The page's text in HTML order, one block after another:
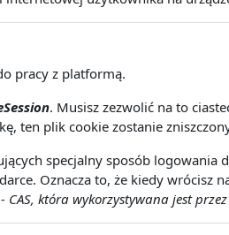
pracy z platformą.
. Musisz zezwolić na to
ten plik cookie zostanie
specjalny sposób logowania
Oznacza to, że kiedy
która wykorzystywana jest